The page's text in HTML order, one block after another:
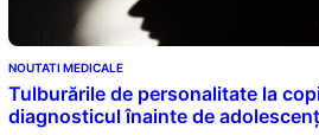
NOUTATI MEDICALE
Tulburările de personalitate la
diagnosticul înainte de